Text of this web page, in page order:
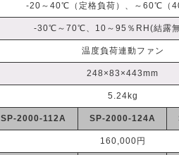
-20～40℃（定格負荷）、～60℃（
-30℃～70℃、10～95％RH(結露
温度負荷連動ファン
248×83×443mm
5.24kg
SP-2000-112A SP-2000-124A
160,000円